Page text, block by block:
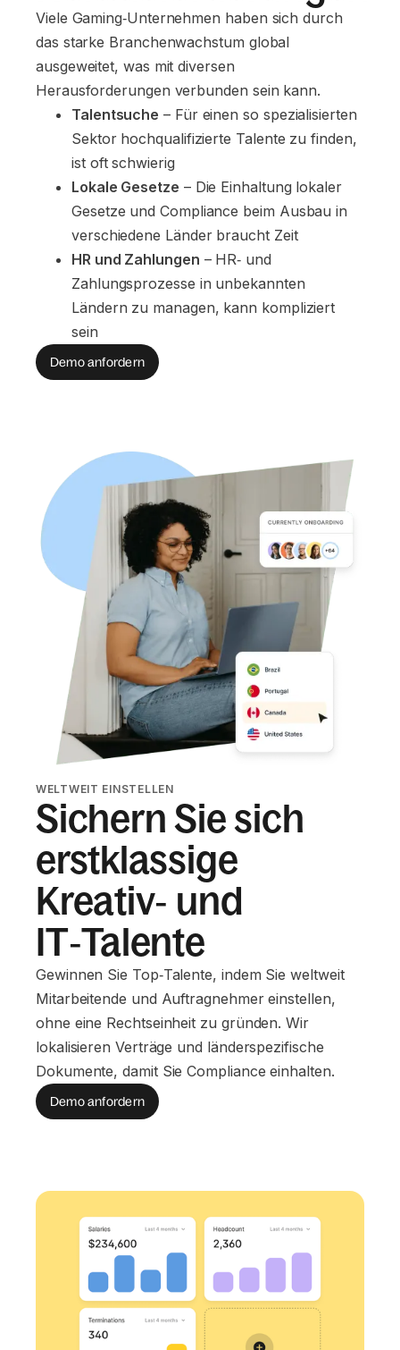
Viele Gaming‑Unternehmen haben sich durch
das starke Branchenwachstum global
ausgeweitet, was mit diversen
Herausforderungen verbunden sein kann.
Talentsuche – Für einen so spezialisierten
Sektor hochqualifizierte Talente zu finden,
ist oft schwierig
Lokale Gesetze – Die Einhaltung lokaler
Gesetze und Compliance beim Ausbau in
verschiedene Länder braucht Zeit
HR und Zahlungen – HR‑ und
Zahlungsprozesse in unbekannten
Ländern zu managen, kann kompliziert
sein
Demo anfordern
WELTWEIT EINSTELLEN
Sichern Sie sich
erstklassige
Kreativ‑ und
IT‑Talente
Gewinnen Sie Top‑Talente, indem Sie weltweit
Mitarbeitende und Auftragnehmer einstellen,
ohne eine Rechtseinheit zu gründen. Wir
lokalisieren Verträge und länderspezifische
Dokumente, damit Sie Compliance einhalten.
Demo anfordern